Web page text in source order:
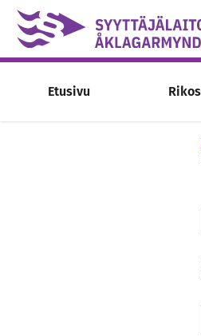
Skip to content -
Etusivu